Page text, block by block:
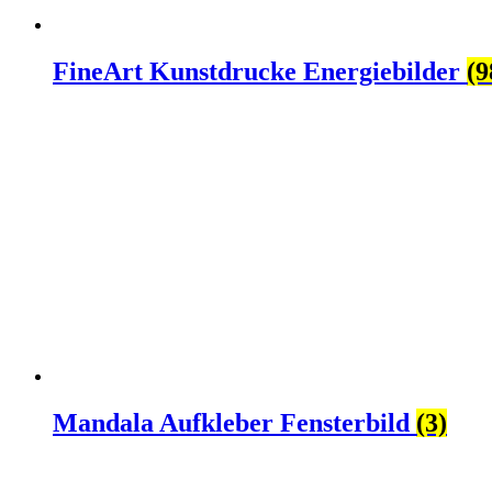
FineArt Kunstdrucke Energiebilder
Mandala Aufkleber Fensterbild (3)